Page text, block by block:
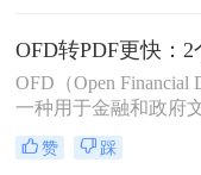
为两种常见的电子文
着独特的应用场景。
况下，我们可能需要
件转换为PDF格式，
用和分享。那么ofd怎
格式呢？本文将详细
OFD（Open Financial
一种用于金融和政府
式，而PDF（Portable
Format）是一种通用
赞 踩